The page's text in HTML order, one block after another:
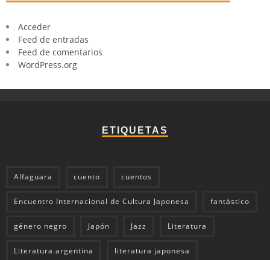
Acceder
Feed de entradas
Feed de comentarios
WordPress.org
ETIQUETAS
Alfaguara cuento cuentos
Encuentro Internacional de Cultura Japonesa fantástico
género negro Japón Jazz Literatura
Literatura argentina literatura japonesa